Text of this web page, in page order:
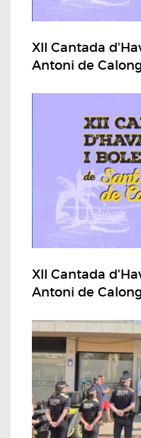
XII Cantada
Antoni de
XII Cantada
Antoni de